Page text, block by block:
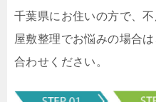
千葉県にお住いの方で、
屋敷整理でお悩みの場合
合わせください。